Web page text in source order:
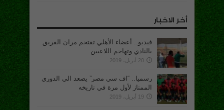
أخر الاخبار
فيديو.. أعضاء الأهلي تقتحم مران الفريق
بالنادي وتهاجم اللاعبين
20 أبريل، 2019
رسميا.. “اف سي مصر” يصعد الي الدوري
الممتاز لأول مرة في تاريخه
19 أبريل، 2019